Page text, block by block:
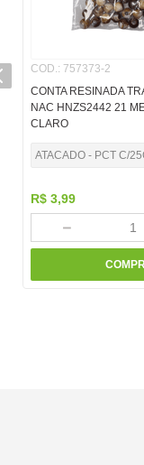
COD.: 757373-2
CONTA RESINADA
NAC HNZS2442 21
CLARO
ATACADO - PCT C/
R$ 3,99
－